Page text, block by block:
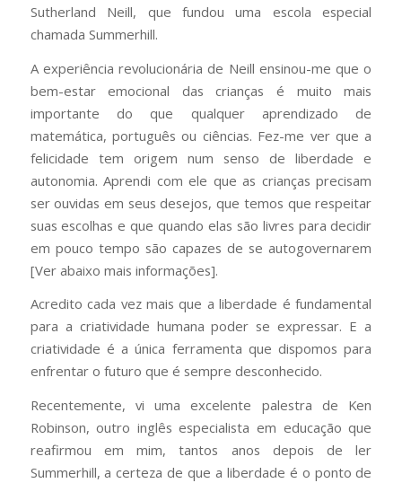
Sutherland Neill, que fundou uma escola especial
chamada Summerhill.
A experiência revolucionária de Neill ensinou-me que o
bem-estar emocional das crianças é muito mais
importante do que qualquer aprendizado de
matemática, português ou ciências. Fez-me ver que a
felicidade tem origem num senso de liberdade e
autonomia. Aprendi com ele que as crianças precisam
ser ouvidas em seus desejos, que temos que respeitar
suas escolhas e que quando elas são livres para decidir
em pouco tempo são capazes de se autogovernarem
[Ver abaixo mais informações].
Acredito cada vez mais que a liberdade é fundamental
para a criatividade humana poder se expressar. E a
criatividade é a única ferramenta que dispomos para
enfrentar o futuro que é sempre desconhecido.
Recentemente, vi uma excelente palestra de Ken
Robinson, outro inglês especialista em educação que
reafirmou em mim, tantos anos depois de ler
Summerhill, a certeza de que a liberdade é o ponto de